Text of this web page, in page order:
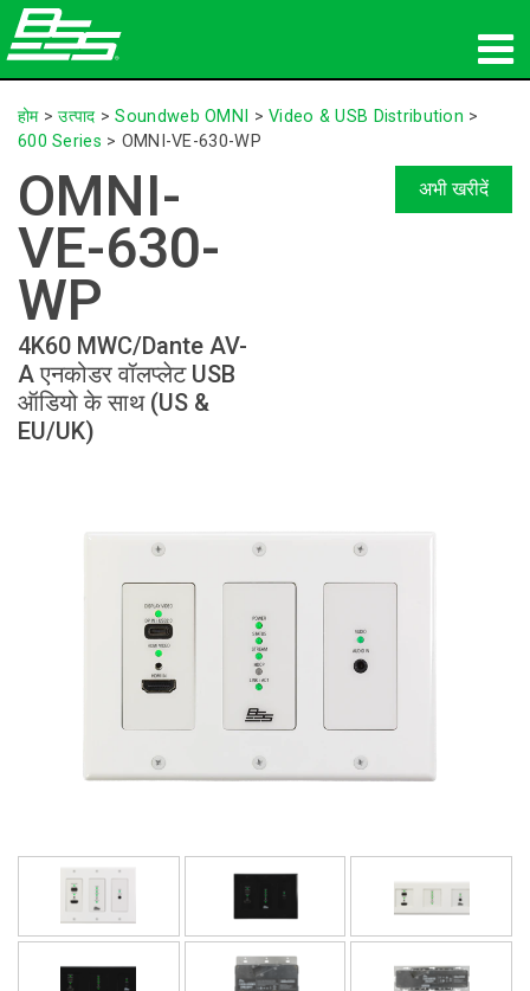
उत्पाद
कहां खरीदें
समाचार
प्रशिक्षण
सहायता
हमारा इतिहास
होम>उत्पाद >Soundweb OMNI >Video & USB Distribution >
600 Series > OMNI-VE-630-WP
OMNI-
VE-630-
WP
4K60 MWC/Dante AV-
A एनकोडर वॉलप्लेट USB
ऑडियो के साथ (US &
EU/UK)
अभी खरीदें